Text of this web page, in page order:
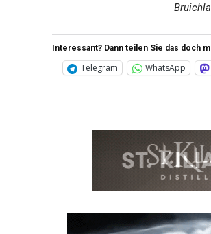
Interessant? Dann teilen Sie das doch
Telegram WhatsApp